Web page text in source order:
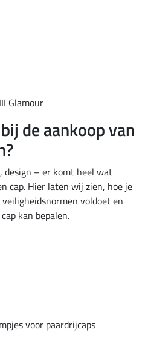
de aankoop van
design – er komt heel wat
cap. Hier laten wij zien, hoe je
voldoet en
kan bepalen.